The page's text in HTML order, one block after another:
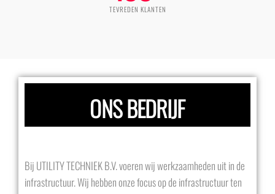
TEVREDEN KLANTEN
ONS BEDRIJF
Bij UTILITY TECHNIEK B.V. voeren wij werkzaamheden uit in de
infrastructuur. Wij hebben onze focus op de infrastructuur ten